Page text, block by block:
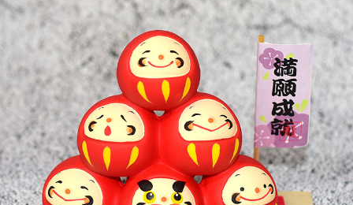
付款後7-11取貨
每筆NT$65，滿NT$999(含以上)免運費
每筆NT$100，滿NT$999(含以上)免運費